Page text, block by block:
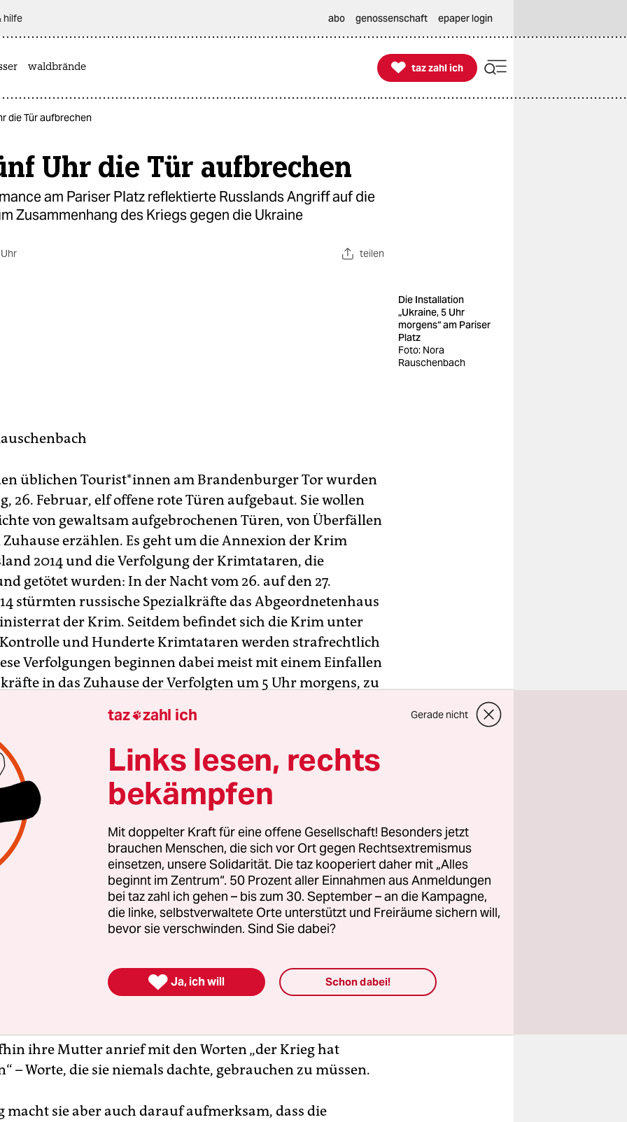
hilfe abo genossenschaft epaper login
waldbrände 
taz zahl ich
taz zahl ich
die Tür aufbrechen
Uhr die Tür aufbrechen
am Pariser Platz reflektierte Russlands Angriff auf die
Zusammenhang des Kriegs gegen die Ukraine
teilen
Die Installation
„Ukraine, 5 Uhr
morgens“ am Pariser
Platz
Foto: Nora
Rauschenbach
üblichen Tou­ris­t*in­nen am Brandenburger Tor wurden
26. Februar, elf offene rote Türen aufgebaut. Sie wollen
von gewaltsam aufgebrochenen Türen, von Überfällen
erzählen. Es geht um die Annexion der Krim
2014 und die Verfolgung der Krimtataren, die
getötet wurden: In der Nacht vom 26. auf den 27.
stürmten russische Spezialkräfte das Abgeordnetenhaus
der Krim. Seitdem befindet sich die Krim unter
und Hunderte Krimtataren werden strafrechtlich
Verfolgungen beginnen dabei meist mit einem Einfallen
in das Zuhause der Verfolgten um 5 Uhr morgens, zu
ist. Dabei werden die Türen gewaltvoll aufgebrochen,
auf dem Pariser Platz verdeutlichen soll.
24. Februar 2022 verübte Angriff Russlands auf die
um diese Zeit statt. So stellen die Ver­an­stal­te­r*in­nen
Liberale Moderne) zunächst auf oberflächlicher Ebene
zu den aktuellen Geschehnissen und Entwicklungen
her und zeigen ihre Anteilnahme.
ausgestellten Türen gibt es Reden und Erfahrungsberichte
verfolgter Krimtataren oder den Verfolgten selbst
die sowohl ukrainische wie russische Wurzeln hat und
Rechte politischer Gefangener in Russland und Belarus
ihre Mutter anrief mit den Worten „der Krieg hat
– Worte, die sie niemals dachte, gebrauchen zu müssen.
macht sie aber auch darauf aufmerksam, dass die
taz zahl ich Gerade nicht
Links lesen, rechts
bekämpfen
Mit doppelter Kraft für eine offene Gesellschaft! Besonders jetzt
brauchen Menschen, die sich vor Ort gegen Rechtsextremismus
einsetzen, unsere Solidarität. Die taz kooperiert daher mit „Alles
beginnt im Zentrum“. 50 Prozent aller Einnahmen aus Anmeldungen
bei taz zahl ich gehen – bis zum 30. September – an die Kampagne,
die linke, selbstverwaltete Orte unterstützt und Freiräume sichern will,
bevor sie verschwinden. Sind Sie dabei?
 Ja, ich will Schon dabei!